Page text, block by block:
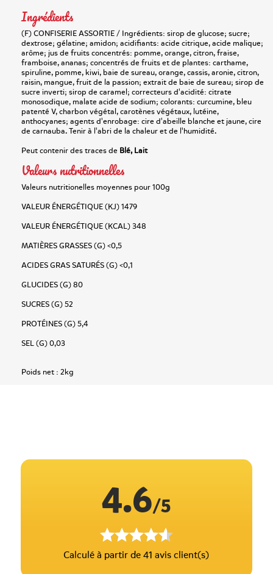
Ingrédients
(F) CONFISERIE ASSORTIE / Ingrédients: sirop de glucose; sucre;
dextrose; gélatine; amidon; acidifiants: acide citrique, acide malique;
arôme; jus de fruits concentrés: pomme, orange, citron, fraise,
framboise, ananas; concentrés de fruits et de plantes: carthame,
spiruline, pomme, kiwi, baie de sureau, orange, cassis, aronie, citron,
raisin, mangue, fruit de la passion; extrait de baie de sureau; sirop de
sucre inverti; sirop de caramel; correcteurs d'acidité: citrate
monosodique, malate acide de sodium; colorants: curcumine, bleu
patenté V, charbon végétal, carotènes végétaux, lutéine,
anthocyanes; agents d'enrobage: cire d'abeille blanche et jaune, cire
de carnauba. Tenir à l'abri de la chaleur et de l'humidité.
Peut contenir des traces de Blé, Lait
Valeurs nutritionnelles
Valeurs nutritionelles moyennes pour 100g
VALEUR ÉNERGÉTIQUE (KJ) 1479
VALEUR ÉNERGÉTIQUE (KCAL) 348
MATIÈRES GRASSES (G) <0,5
ACIDES GRAS SATURÉS (G) <0,1
GLUCIDES (G) 80
SUCRES (G) 52
PROTÉINES (G) 5,4
SEL (G) 0,03
Poids net : 2kg
4.6/5
Calculé à partir de 41 avis client(s)